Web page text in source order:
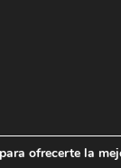
ofrecerte la